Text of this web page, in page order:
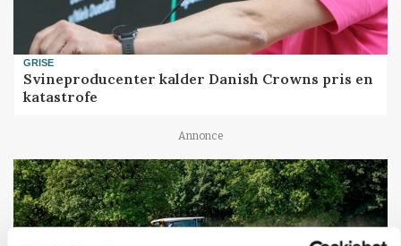
GRISE
Svineproducenter kalder Danish Crowns pris en
katastrofe
Annonce